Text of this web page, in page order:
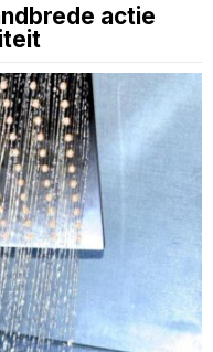
actie